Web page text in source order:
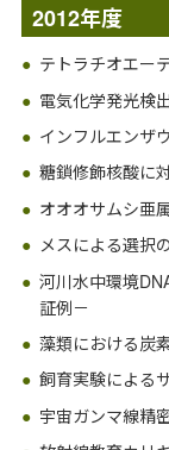
2012年度
テトラチオエー
電気化学発光検
インフルエンザ
糖鎖修飾核酸に
オオオサムシ亜
メスによる選択
河川水中環境
証例－
藻類における炭
飼育実験による
宇宙ガンマ線精